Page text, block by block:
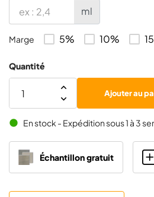
SUPRAFENCE, Profil
1×SUPRAFENCE,
ml
Marge 5% 10%
Quantité
Ajouter au
brightness_1 En stock - Expédition sous 1 à 3
Échantillon gratuit